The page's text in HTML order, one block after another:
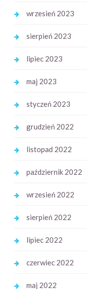
wrzesień 2023
sierpień 2023
lipiec 2023
maj 2023
styczeń 2023
grudzień 2022
listopad 2022
październik 2022
wrzesień 2022
sierpień 2022
lipiec 2022
czerwiec 2022
maj 2022